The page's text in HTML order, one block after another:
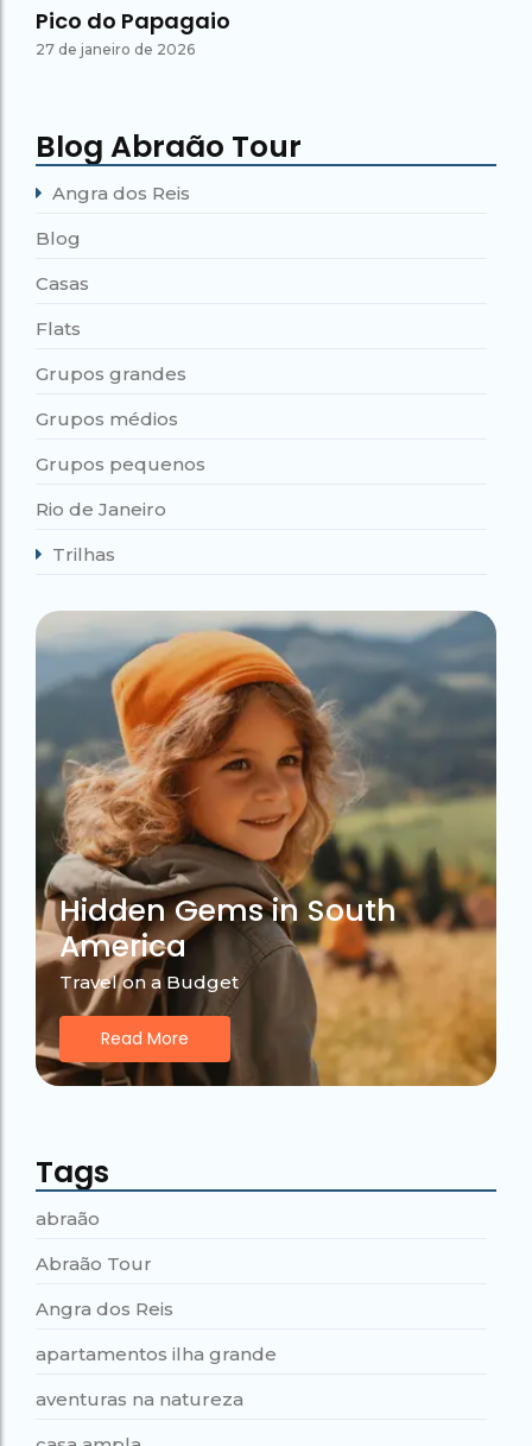
Pico do Papagaio
27 de janeiro de 2026
Blog Abraão Tour
Angra dos Reis
Blog
Casas
Flats
Grupos grandes
Grupos médios
Grupos pequenos
Rio de Janeiro
Trilhas
Hidden Gems in South
America
Travel on a Budget
Read More
Tags
abraão
Abraão Tour
Angra dos Reis
apartamentos ilha grande
aventuras na natureza